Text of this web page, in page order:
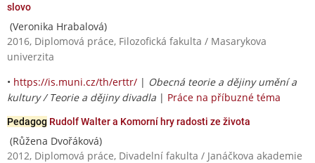
slovo
(Veronika Hrabalová)
2016, Diplomová práce, Filozofická fakulta / Masarykova
univerzita
• https://is.muni.cz/th/erttr/ | Obecná teorie a dějiny umění a
kultury / Teorie a dějiny divadla | Práce na příbuzné téma
Pedagog Rudolf Walter a Komorní hry radosti ze života
(Růžena Dvořáková)
2012, Diplomová práce, Divadelní fakulta / Janáčkova akademie